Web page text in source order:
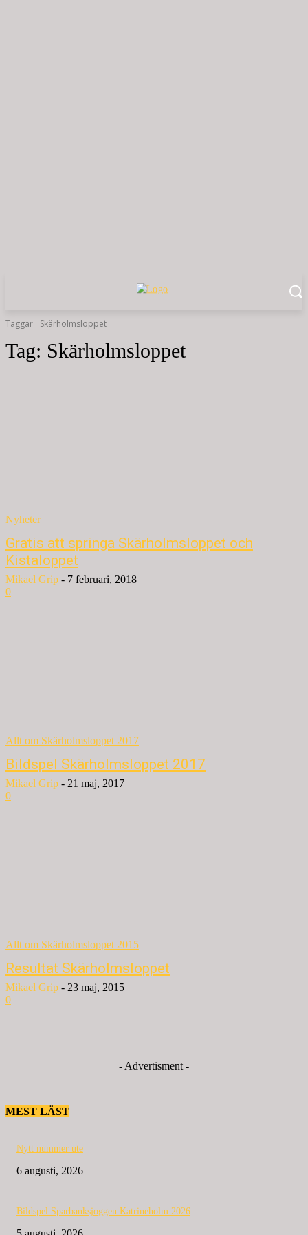
Taggar Skärholmsloppet
Tag: Skärholmsloppet
Nyheter
Gratis att springa Skärholmsloppet och
Kistaloppet
Mikael Grip - 7 februari, 2018
0
Allt om Skärholmsloppet 2017
Bildspel Skärholmsloppet 2017
Mikael Grip - 21 maj, 2017
0
Allt om Skärholmsloppet 2015
Resultat Skärholmsloppet
Mikael Grip - 23 maj, 2015
0
- Advertisment -
MEST LÄST
Nytt nummer ute
6 augusti, 2026
Bildspel Sparbanksjoggen Katrineholm 2026